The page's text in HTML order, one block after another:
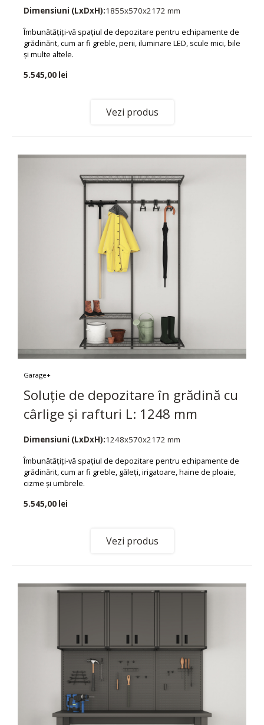
Dimensiuni (LxDxH):1855x570x2172 mm
Îmbunătățiți-vă spațiul de depozitare pentru echipamente de
grădinărit, cum ar fi greble, perii, iluminare LED, scule mici, bile
și multe altele.
5.545,00 lei
Vezi produs
Garage+
Soluție de depozitare în grădină cu
cârlige și rafturi L: 1248 mm
Dimensiuni (LxDxH):1248x570x2172 mm
Îmbunătățiți-vă spațiul de depozitare pentru echipamente de
grădinărit, cum ar fi greble, găleți, irigatoare, haine de ploaie,
cizme și umbrele.
5.545,00 lei
Vezi produs